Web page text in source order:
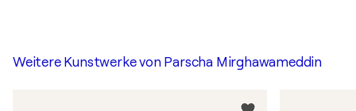
Weitere Kunstwerke von Parscha Mirghawameddin